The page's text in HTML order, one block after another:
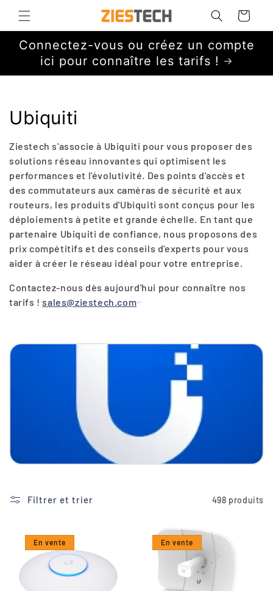
passer
au
Panier
Connectez-vous ou créez un compte
ici pour connaître les tarifs !
C
o
l
l
e
c
t
i
o
:
Ubiquiti
Ziestech s'associe à Ubiquiti pour vous proposer des
solutions réseau innovantes qui optimisent les
performances et l'évolutivité. Des points d'accès et
des commutateurs aux caméras de sécurité et aux
routeurs, les produits d'Ubiquiti sont conçus pour les
déploiements à petite et grande échelle. En tant que
partenaire Ubiquiti de confiance, nous proposons des
prix compétitifs et des conseils d'experts pour vous
aider à créer le réseau idéal pour votre entreprise.
Contactez-nous dès aujourd'hui pour connaître nos
tarifs ! sales@ziestech.com
Filtrer et trier 498 produits
En vente En vente